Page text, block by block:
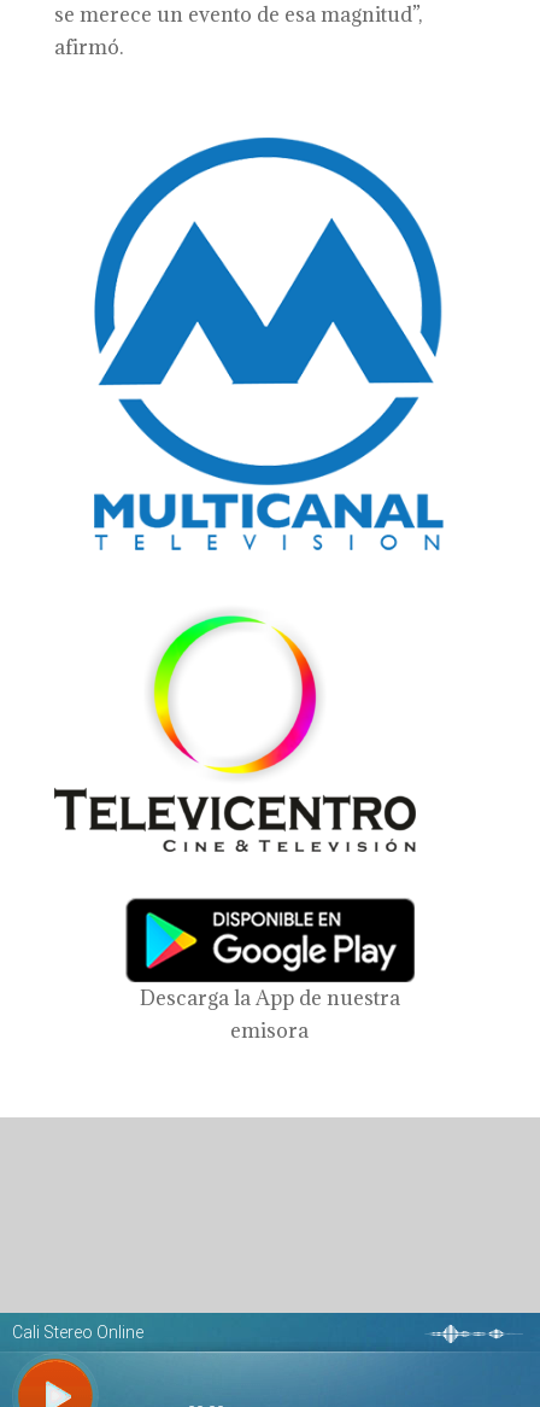
se merece un evento de esa magnitud”,
afirmó.
Descarga la App de nuestra
emisora